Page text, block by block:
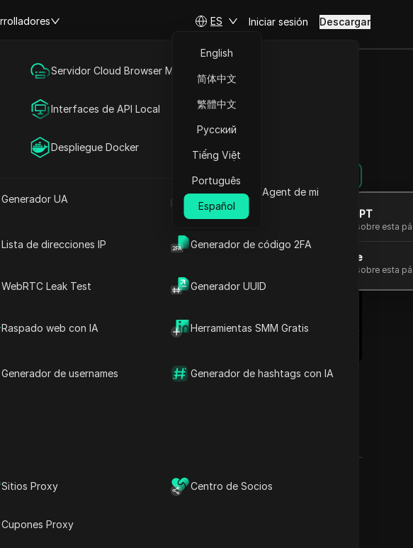
Generador UA
Cuál es el User Agent de mi
navegador
Lista de direcciones IP Generador de código 2FA
WebRTC Leak Test Generador UUID
Raspado web con IA Herramientas SMM Gratis
Generador de usernames Generador de hashtags con IA
Sitios Proxy Centro de Socios
Cupones Proxy
Servidor Cloud Browser MCP
Interfaces de API Local
Despliegue Docker
ES
English
简体中文
繁體中文
Русский
Tiếng Việt
Português
Español
Iniciar sesión Descargar
AI fácilmente
en
fluida
que
Abrir en ChatGPT
Hacer preguntas sobre esta
Abrir en Claude
Hacer preguntas sobre esta
usuarios desarrollar asistentes de IA personalizados que
una interfaz intuitiva, Mithrin AI hace que la inteligencia